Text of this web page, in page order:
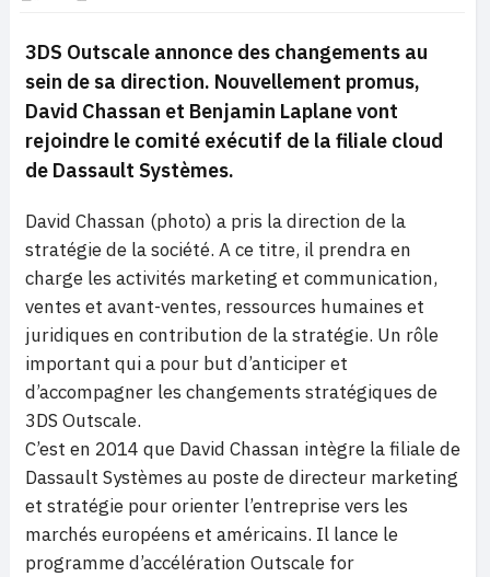
3DS Outscale annonce des changements au
sein de sa direction. Nouvellement promus,
David Chassan et Benjamin Laplane vont
rejoindre le comité exécutif de la filiale cloud
de Dassault Systèmes.
David Chassan (photo) a pris la direction de la
stratégie de la société. A ce titre, il prendra en
charge les activités marketing et communication,
ventes et avant-ventes, ressources humaines et
juridiques en contribution de la stratégie. Un rôle
important qui a pour but d’anticiper et
d’accompagner les changements stratégiques de
3DS Outscale.
C’est en 2014 que David Chassan intègre la filiale de
Dassault Systèmes au poste de directeur marketing
et stratégie pour orienter l’entreprise vers les
marchés européens et américains. Il lance le
programme d’accélération Outscale for